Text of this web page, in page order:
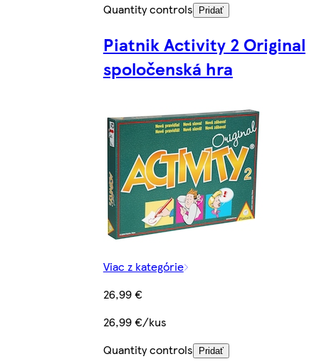
Quantity controls
Pridať
Piatnik Activity 2 Original
spoločenská hra
Viac z kategórie
26,99 €
26,99 €/kus
Quantity controls
Pridať